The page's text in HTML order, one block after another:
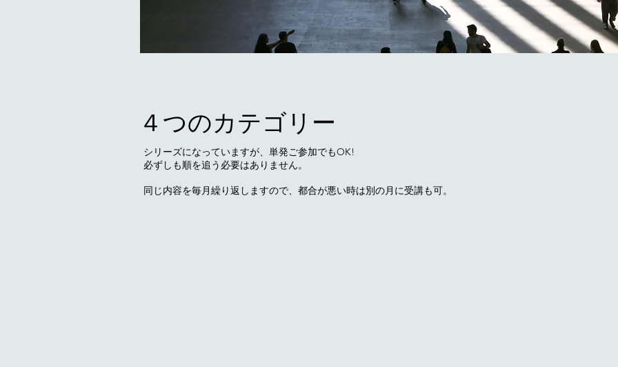
４つのカテゴリー
シリーズになっていますが、単発ご参加でもOK!
必ずしも順を追う必要はありません。
同じ内容を毎月繰り返しますので、 都合が悪い時は別の月に受講も可。